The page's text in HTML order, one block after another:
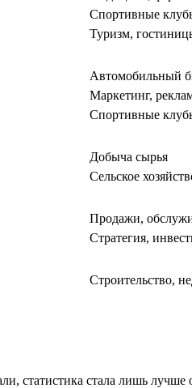
Спортивные
Туризм,
Автомобильный
Маркетинг,
Спортивные
Добыча сырья
Сельское
Продажи,
Стратегия,
Строительство,
стала лишь лучше